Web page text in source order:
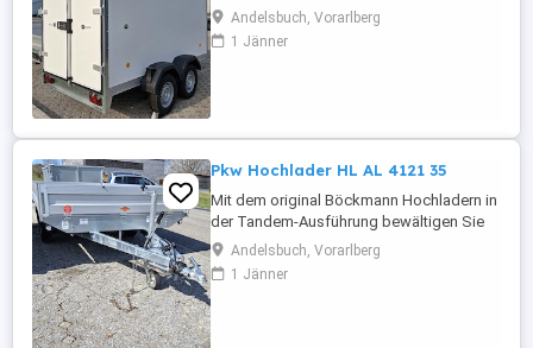
Gesamtgewicht: 2000 kg Nutzlast: 1437
kg
Andelsbuch, Vorarlberg
1 Jänner
Pkw Hochlader HL AL 4121 35
Mit dem original Böckmann Hochladern in
der Tandem-Ausführung bewältigen Sie
jeden Schwertransport mit Leichtigkeit.
Sie sind speziell für hohe Anforderungen
konzipiert und perfekt für den
Andelsbuch, Vorarlberg
1 Jänner